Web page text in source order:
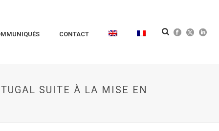
CONTACT
SUITE À LA MISE EN